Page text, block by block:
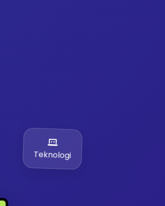
Teknologi